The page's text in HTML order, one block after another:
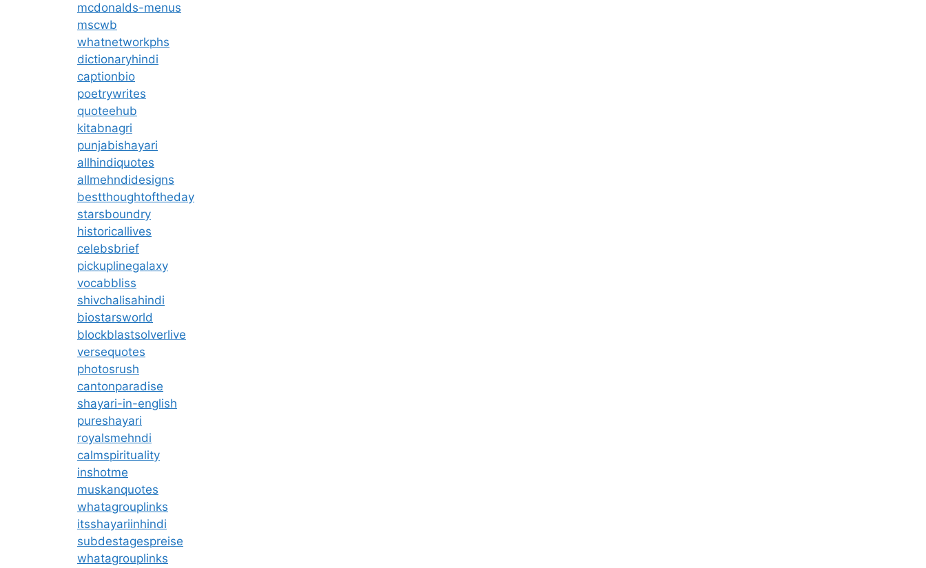
mcdonalds-menus
mscwb
whatnetworkphs
dictionaryhindi
captionbio
poetrywrites
quoteehub
kitabnagri
punjabishayari
allhindiquotes
allmehndidesigns
bestthoughtoftheday
starsboundry
historicallives
celebsbrief
pickuplinegalaxy
vocabbliss
shivchalisahindi
biostarsworld
blockblastsolverlive
versequotes
photosrush
cantonparadise
shayari-in-english
pureshayari
royalsmehndi
calmspirituality
inshotme
muskanquotes
whatagrouplinks
itsshayariinhindi
subdestagespreise
whatagrouplinks